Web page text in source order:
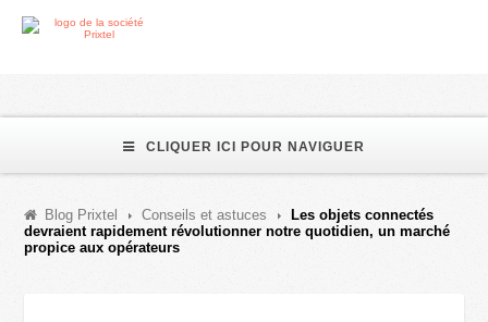
CLIQUER ICI POUR NAVIGUER
Blog Prixtel Conseils et astuces
Les objets connectés
devraient rapidement révolutionner notre quotidien, un marché
propice aux opérateurs